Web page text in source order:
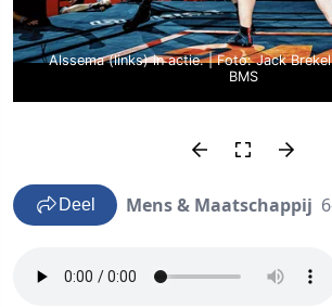
Alssema (links) in actie. | Foto: Jack
BMS
Deel Mens & Maatschappij